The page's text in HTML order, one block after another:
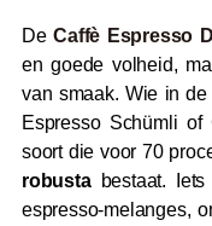
DeCaffè Espresso
en goede volheid,
van smaak. Wie in
Espresso Schümli
soort die voor 70
robustabestaat. Iets
espresso-melanges,